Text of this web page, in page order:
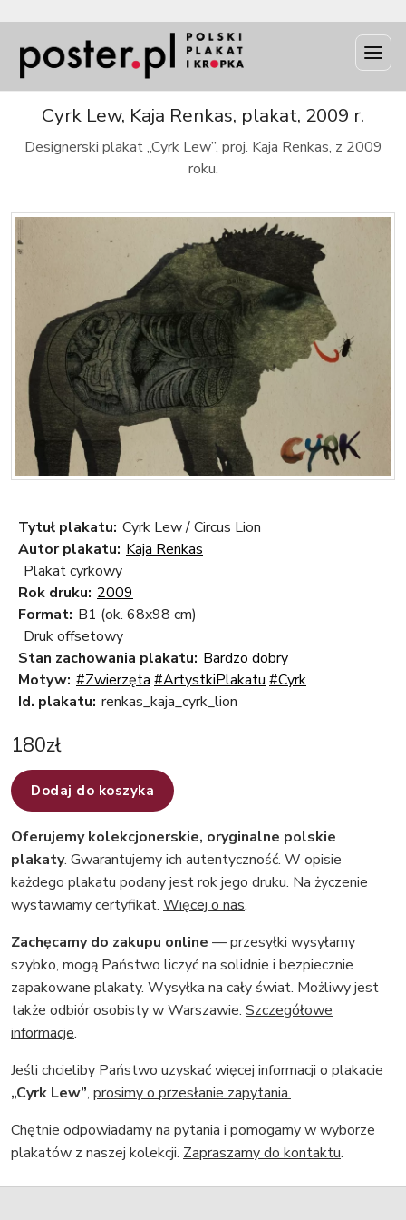
Cyrk Lew, Kaja Renkas, plakat, 2009 r.
Designerski plakat „Cyrk Lew”, proj. Kaja Renkas, z 2009
roku.
Tytuł plakatu: Cyrk Lew / Circus Lion
Autor plakatu: Kaja Renkas
Plakat cyrkowy
Rok druku: 2009
Format: B1 (ok. 68x98 cm)
Druk offsetowy
Stan zachowania plakatu: Bardzo dobry
Motyw: #Zwierzęta #ArtystkiPlakatu #Cyrk
Id. plakatu: renkas_kaja_cyrk_lion
180zł
Dodaj do koszyka
Oferujemy kolekcjonerskie, oryginalne polskie
plakaty. Gwarantujemy ich autentyczność. W opisie
każdego plakatu podany jest rok jego druku. Na życzenie
wystawiamy certyfikat. Więcej o nas.
Zachęcamy do zakupu online — przesyłki wysyłamy
szybko, mogą Państwo liczyć na solidnie i bezpiecznie
zapakowane plakaty. Wysyłka na cały świat. Możliwy jest
także odbiór osobisty w Warszawie. Szczegółowe
informacje.
Jeśli chcieliby Państwo uzyskać więcej informacji o plakacie
„Cyrk Lew”, prosimy o przesłanie zapytania.
Chętnie odpowiadamy na pytania i pomogamy w wyborze
plakatów z naszej kolekcji. Zapraszamy do kontaktu.